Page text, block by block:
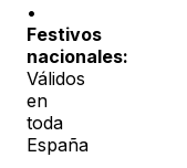
•
Festivos
nacionales:
Válidos
en
toda
España